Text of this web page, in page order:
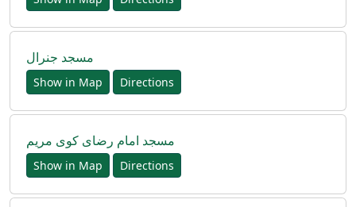
مسجد جنرال
Show in Map Directions
مسجد امام رضای کوی مریم
Show in Map Directions